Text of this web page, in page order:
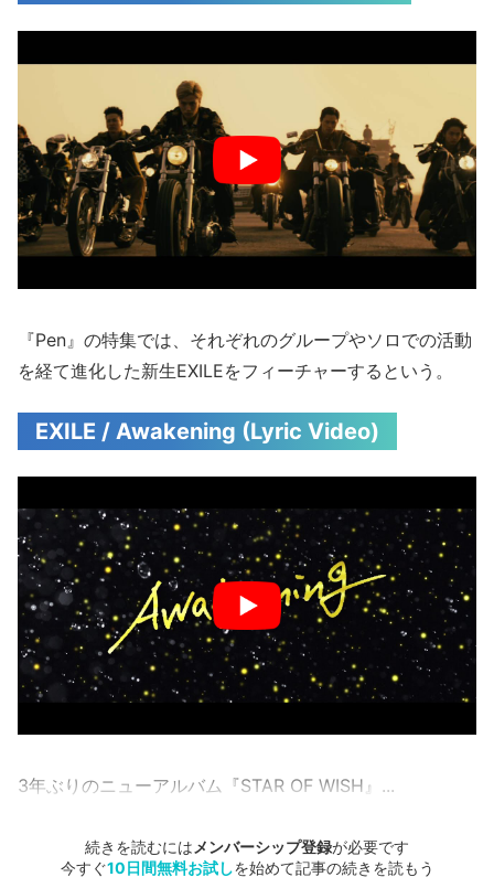
『Pen』の特集では、それぞれのグループやソロでの活動
を経て進化した新生EXILEをフィーチャーするという。
EXILE / Awakening (Lyric Video)
3年ぶりのニューアルバム『STAR OF WISH』...
続きを読むには メンバーシップ登録が必要です
今すぐ10日間無料お試しを始めて記事の続きを読もう